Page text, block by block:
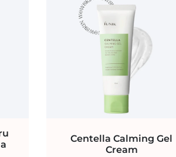
Centella Calming Gel
Cream